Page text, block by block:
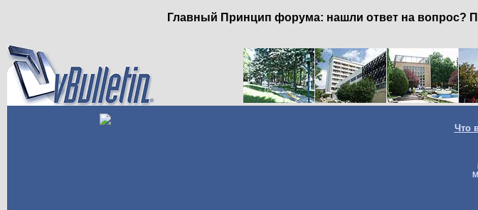
Главный Принцип форума: нашли ответ на вопрос?
Что